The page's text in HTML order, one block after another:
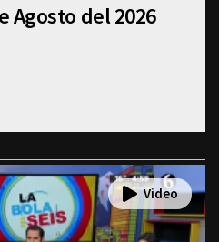
Agosto del 2026